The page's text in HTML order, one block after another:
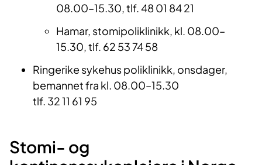
08.00–15.30, tlf. 48 01 84 21
Hamar, stomipoliklinikk, kl. 08.00–
15.30, tlf. 62 53 74 58
Ringerike sykehus poliklinikk, onsdager,
bemannet fra kl. 08.00–15.30
tlf. 32 11 61 95
Stomi- og